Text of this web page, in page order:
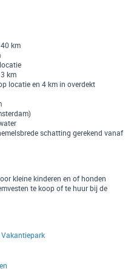
km
km
locatie en 4 km in overdekt
schatting gerekend vanaf
kleine kinderen en of honden
te koop of te huur bij de